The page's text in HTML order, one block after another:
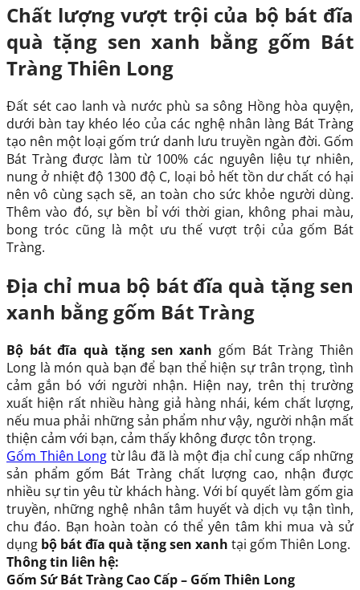
Chất lượng vượt trội của bộ bát đĩa
quà tặng sen xanh bằng gốm Bát
Tràng Thiên Long
Đất sét cao lanh và nước phù sa sông Hồng hòa quyện,
dưới bàn tay khéo léo của các nghệ nhân làng Bát Tràng
tạo nên một loại gốm trứ danh lưu truyền ngàn đời. Gốm
Bát Tràng được làm từ 100% các nguyên liệu tự nhiên,
nung ở nhiệt độ 1300 độ C, loại bỏ hết tồn dư chất có hại
nên vô cùng sạch sẽ, an toàn cho sức khỏe người dùng.
Thêm vào đó, sự bền bỉ với thời gian, không phai màu,
bong tróc cũng là một ưu thế vượt trội của gốm Bát
Tràng.
Địa chỉ mua bộ bát đĩa quà tặng sen
xanh bằng gốm Bát Tràng
Bộ bát đĩa quà tặng sen xanh gốm Bát Tràng Thiên
Long là món quà bạn để bạn thể hiện sự trân trọng, tình
cảm gắn bó với người nhận. Hiện nay, trên thị trường
xuất hiện rất nhiều hàng giả hàng nhái, kém chất lượng,
nếu mua phải những sản phẩm như vậy, người nhận mất
thiện cảm với bạn, cảm thấy không được tôn trọng.
Gốm Thiên Long từ lâu đã là một địa chỉ cung cấp những
sản phẩm gốm Bát Tràng chất lượng cao, nhận được
nhiều sự tin yêu từ khách hàng. Với bí quyết làm gốm gia
truyền, những nghệ nhân tâm huyết và dịch vụ tận tình,
chu đáo. Bạn hoàn toàn có thể yên tâm khi mua và sử
dụng bộ bát đĩa quà tặng sen xanh tại gốm Thiên Long.
Thông tin liên hệ:
Gốm Sứ Bát Tràng Cao Cấp – Gốm Thiên Long